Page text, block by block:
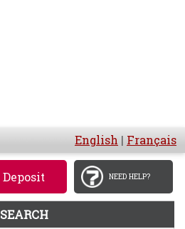
English | Français
Deposit NEED HELP?
SEARCH